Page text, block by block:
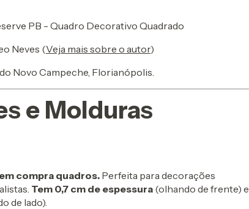
PB - Quadro Decorativo Quadrado
Neves (Veja mais sobre o autor)
Novo Campeche, Florianópolis.
e Molduras
compra quadros. Perfeita para decorações
Tem 0,7 cm de espessura (olhando de frente) e
de lado).